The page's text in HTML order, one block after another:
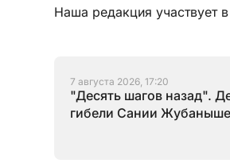
Наша редакция участвует
7 августа 2026, 17:20
"Десять шагов назад".
гибели Сании